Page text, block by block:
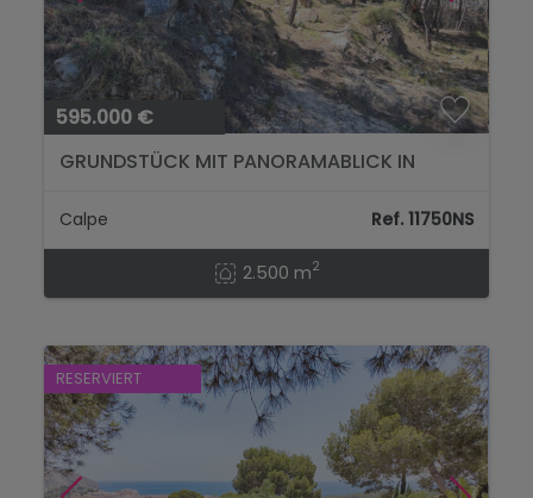
595.000 €
GRUNDSTÜCK MIT PANORAMABLICK IN
Calpe Ref. 11750NS
2.500 m2
RESERVIERT